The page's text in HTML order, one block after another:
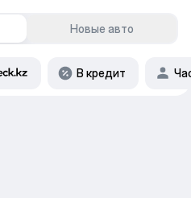
Новые авто
В кредит